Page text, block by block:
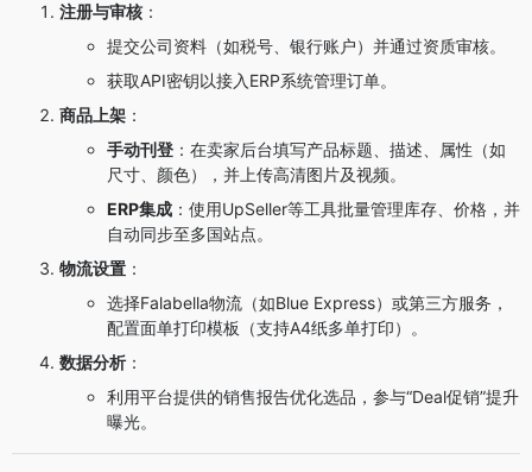
注册与审核 ：
提交公司资料（如税号、银行账户）并通过资质审核。
获取API密钥以接入ERP系统管理订单。
商品上架 ：
手动刊登 ：在卖家后台填写产品标题、描述、属性（如
尺寸、颜色），并上传高清图片及视频。
ERP集成 ：使用UpSeller等工具批量管理库存、价格，并
自动同步至多国站点。
物流设置 ：
选择Falabella物流（如Blue Express）或第三方服务，
配置面单打印模板（支持A4纸多单打印）。
数据分析：
利用平台提供的销售报告优化选品，参与“Deal促销”提升
曝光。